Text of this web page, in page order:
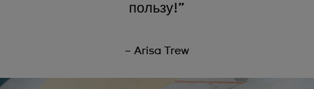
пользу!”
– Arisa Trew